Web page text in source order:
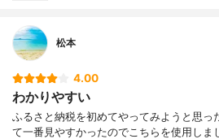
松本
4.00
わかりやすい
ふるさと納税を初めてやってみようと思っ
て一番見やすかったのでこちらを使用しま